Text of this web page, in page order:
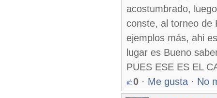
acostumbrado,
conste, al torneo de
ejemplos más, ahi
lugar es Bueno
PUES ESE ES EL
0 · Me gusta · No